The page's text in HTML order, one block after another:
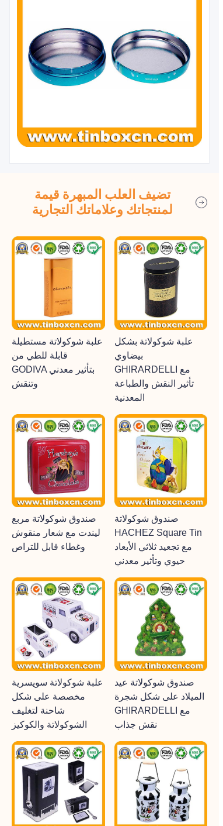
تضيف العلب المبهرة قيمة
لمنتجاتك وعلاماتك التجارية
علبة شوكولاتة مستطيلة
قابلة للطي من
GODIVA بتأثير معدني
وتنقش
علبة شوكولاتة بشكل
بيضاوي
GHIRARDELLI مع
تأثير النقش والطباعة
المعدنية
صندوق شوكولاتة مربع
ليندت مع شعار منقوش
وغطاء قابل للتراص
صندوق شوكولاتة
HACHEZ Square Tin
مع تجعيد ثلاثي الأبعاد
حيوي وتأثير معدني
علبة شوكولاتة سويسرية
مخصصة على شكل
شاحنة لتغليف
الشوكولاتة والكوكيز
صندوق شوكولاتة عيد
الميلاد على شكل شجرة
GHIRARDELLI مع
نقش جذاب